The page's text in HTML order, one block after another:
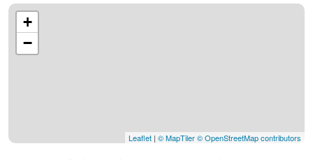
+
−
Leaflet | © MapTiler© OpenStreetMap contributors